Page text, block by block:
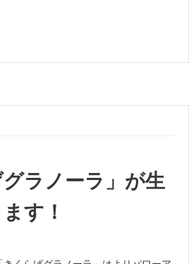
グラノーラ」が生
す！